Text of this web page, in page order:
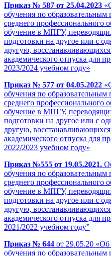
Приказ № 587 от 25.04.2023
обучения по
среднего профессионального
обучение в МПГУ,
подготовки на другое или с
другую,
академического отпуска для
2023/2024 учебном году»
Приказ № 577 от 04.05.2022
обучения по
среднего профессионального
обучение в МПГУ,
подготовки на другое или с
другую,
академического отпуска для
2022/2023 учебном году»
Приказ №555 от 19.05.2021.
обучения по
среднего профессионального
обучение в МПГУ,
подготовки на другое или с
другую,
академического отпуска для
2021/2022 учебном году”
Приказ № 644 от 29.05.20
обучения по